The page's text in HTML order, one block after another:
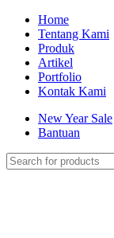
Home
Tentang Kami
Produk
Artikel
Portfolio
Kontak Kami
New Year Sale
Bantuan